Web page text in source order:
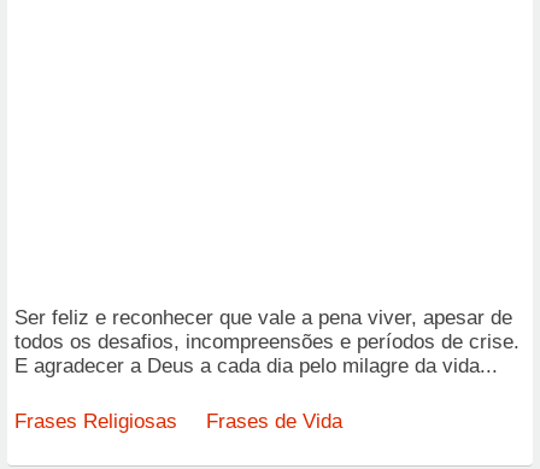
Ser feliz e reconhecer que vale a pena viver, apesar de
todos os desafios, incompreensões e períodos de crise.
E agradecer a Deus a cada dia pelo milagre da vida...
Frases Religiosas Frases de Vida